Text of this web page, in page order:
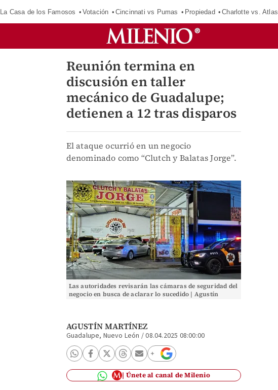
La Casa de los Famosos Votación Cincinnati vs Pumas Propiedad Charlotte vs. Atlas
Reunión termina en
discusión en taller
mecánico de Guadalupe;
detienen a 12 tras disparos
El ataque ocurrió en un negocio
denominado como “Clutch y Balatas Jorge”.
Las autoridades revisarán las cámaras de seguridad del
negocio en busca de aclarar lo sucedido | Agustín
AGUSTÍN MARTÍNEZ
Guadalupe, Nuevo León /08.04.2025 08:00:00
Únete al canal de Milenio